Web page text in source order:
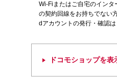
Wi-Fiまたはご自宅のイン
の契約回線をお持ちでない
dアカウントの発行・確認は
ドコモショップを表